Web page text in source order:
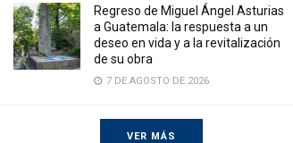
Regreso de Miguel Ángel Asturias
a Guatemala: la respuesta a un
deseo en vida y a la revitalización
de su obra
7 DE AGOSTO DE 2026
VER MÁS